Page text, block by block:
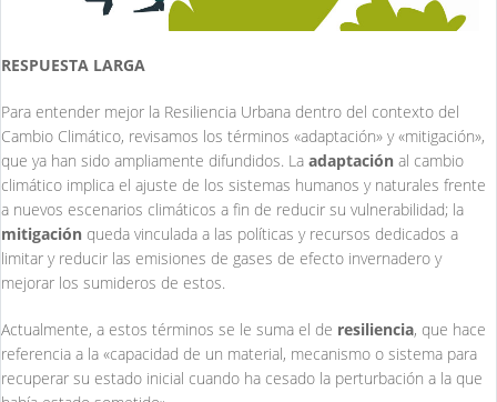
RESPUESTA LARGA
Para entender mejor la Resiliencia Urbana dentro del contexto del
Cambio Climático, revisamos los términos «adaptación» y «mitigación»,
que ya han sido ampliamente difundidos. La adaptación al cambio
climático implica el ajuste de los sistemas humanos y naturales frente
a nuevos escenarios climáticos a fin de reducir su vulnerabilidad; la
mitigación queda vinculada a las políticas y recursos dedicados a
limitar y reducir las emisiones de gases de efecto invernadero y
mejorar los sumideros de estos.
Actualmente, a estos términos se le suma el de resiliencia, que hace
referencia a la «capacidad de un material, mecanismo o sistema para
recuperar su estado inicial cuando ha cesado la perturbación a la que